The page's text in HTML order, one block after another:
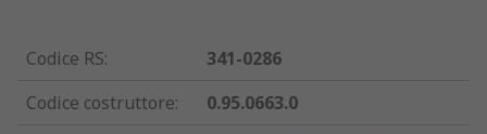
Codice RS:
341-0286
Codice costruttore:
0.95.0663.0